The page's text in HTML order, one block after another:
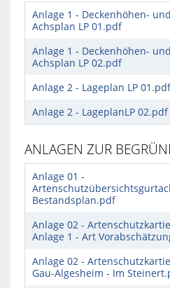
Anlage 1 - Deckenhöhen- und
Achsplan LP 01.pdf
Anlage 1 - Deckenhöhen- und
Achsplan LP 02.pdf
Anlage 2 - Lageplan LP 01.pdf
Anlage 2 - LageplanLP 02.pdf
ANLAGEN ZUR
Anlage 01 -
Bestandsplan.pdf
Anlage 02 -
Anlage 1 - Art
Anlage 02 -
Gau-Algesheim - Im